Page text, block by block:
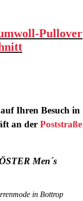
Pullover
Ihren Besuch in
an der Poststraße
Men´s
in Bottrop